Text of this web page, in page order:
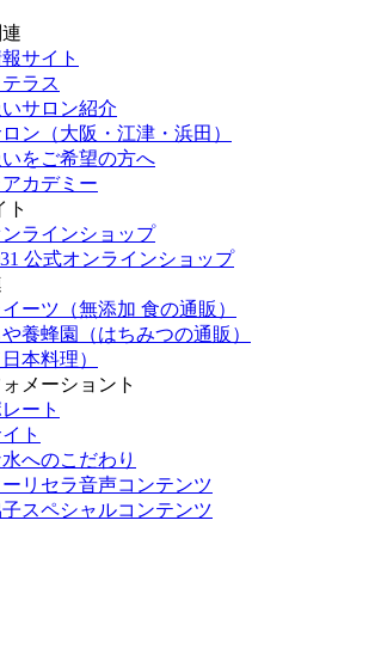
サイト
ラス
サロン紹介
ン（大阪・江津・浜田）
をご希望の方へ
カデミー
ト
ラインショップ
公式オンラインショップ
ーツ（無添加 食の通販）
養蜂園（はちみつの通販）
本料理）
メーショント
ート
ト
へのこだわり
ーリセラ音声コンテンツ
スペシャルコンテンツ